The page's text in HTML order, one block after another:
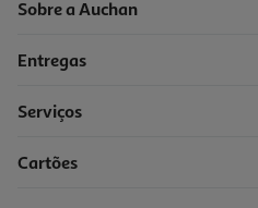
Sobre a Auchan
Entregas
Serviços
Cartões